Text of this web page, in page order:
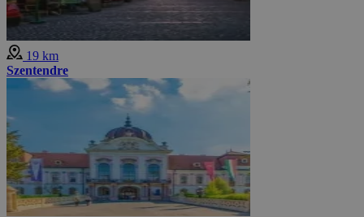
19 km
Szentendre